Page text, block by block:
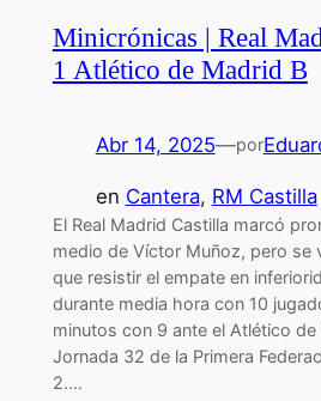
Minicrónicas | Real
1 Atlético de Madrid B
Abr 14, 2025—por
en Cantera, RM Castilla
El Real Madrid Castilla marcó
medio de Víctor Muñoz, pero se
que resistir el empate en
durante media hora con 10
minutos con 9 ante el Atlético de
Jornada 32 de la Primera
2.…